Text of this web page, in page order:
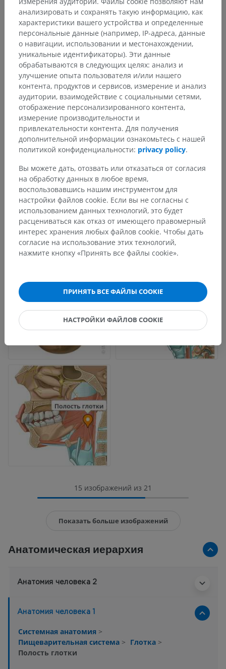
15 изображений из 21
Показать больше изображений
Анатомическая иерархия
Анатомия человека 2
Анатомия человека 1
Системная анатомия >
Пищеварительная система > Глотка >
Полость глотки
анализировать и сохранять такую информацию, как
характеристики вашего устройства и определенные
персональные данные (например, IP-адреса, данные
о навигации, использовании и местонахождении,
уникальные идентификаторы). Эти данные
обрабатываются в следующих целях: анализ и
улучшение опыта пользователя и/или нашего
контента, продуктов и сервисов, измерение и анализ
аудитории, взаимодействие с социальными сетями,
отображение персонализированного контента,
измерение производительности и
привлекательности контента. Для получения
дополнительной информации ознакомьтесь с нашей
политикой конфиденциальности: privacy policy.
Вы можете дать, отозвать или отказаться от согласия
на обработку данных в любое время,
воспользовавшись нашим инструментом для
настройки файлов cookie. Если вы не согласны с
использованием данных технологий, это будет
расцениваться как отказ от имеющего правомерный
интерес хранения любых файлов cookie. Чтобы дать
согласие на использование этих технологий,
нажмите кнопку «Принять все файлы cookie».
ПРИНЯТЬ ВСЕ ФАЙЛЫ COOKIE
НАСТРОЙКИ ФАЙЛОВ COOKIE